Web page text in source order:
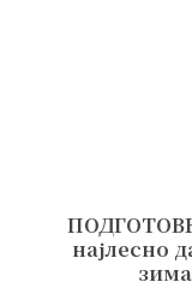
најлесно